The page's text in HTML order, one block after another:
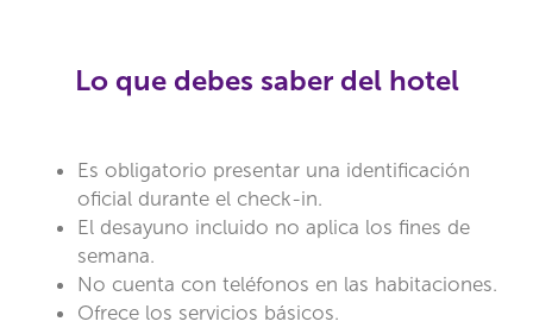
Lo que debes saber del hotel
Es obligatorio presentar una identificación
oficial durante el check-in.
El desayuno incluido no aplica los fines de
semana.
No cuenta con teléfonos en las habitaciones.
Ofrece los servicios básicos.